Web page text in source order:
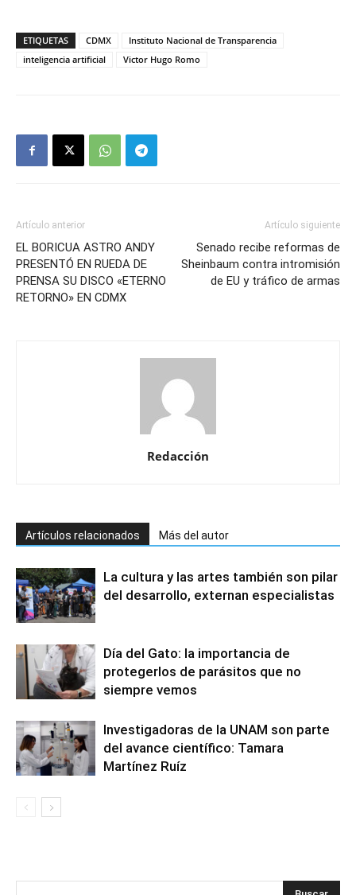
ETIQUETAS CDMX
Instituto Nacional de Transparencia
inteligencia artificial
Victor Hugo Romo
Artículo anterior
EL BORICUA ASTRO ANDY
PRESENTÓ EN RUEDA DE
PRENSA SU DISCO «ETERNO
RETORNO» EN CDMX
Artículo siguiente
Senado recibe reformas de
Sheinbaum contra intromisión
de EU y tráfico de armas
Redacción
Artículos relacionados Más del autor
La cultura y las artes también son pilar
del desarrollo, externan especialistas
Día del Gato: la importancia de
protegerlos de parásitos que no
siempre vemos
Investigadoras de la UNAM son parte
del avance científico: Tamara
Martínez Ruíz